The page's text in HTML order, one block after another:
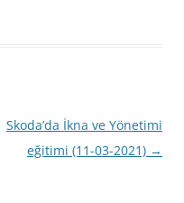
Skoda’da İkna ve Yönetimi
eğitimi (11-03-2021) →